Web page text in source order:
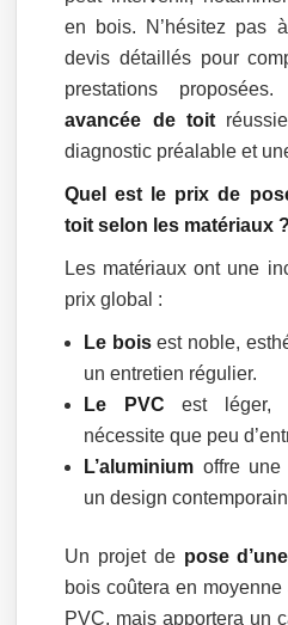
en bois. N’hésitez pas
devis détaillés pour
prestations
avancée de toit
diagnostic préalable et
Quel est le prix de
toit selon les matériaux ?
Les matériaux ont une
prix global :
Le boisest noble,
un entretien régulier.
Le PVC est léger,
nécessite que peu
L’aluminium offre une
un design
Un projet de pose
bois coûtera en
PVC, mais apportera un